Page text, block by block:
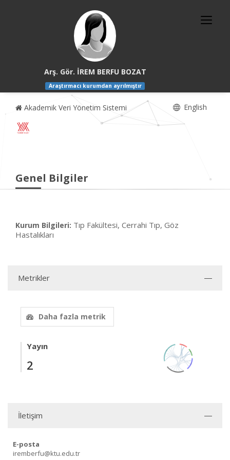
Arş. Gör. İREM BERFU BOZAT
Araştırmacı kurumdan ayrılmıştır
Akademik Veri Yönetim Sistemi English
Genel Bilgiler
Kurum Bilgileri: Tıp Fakültesi, Cerrahi Tıp, Göz
Hastalıkları
Metrikler
Daha fazla metrik
Yayın
2
İletişim
E-posta
iremberfu@ktu.edu.tr